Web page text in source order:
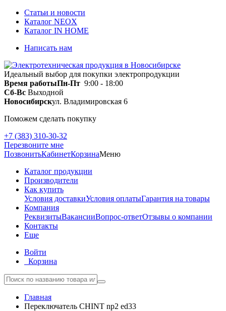
Статьи и новости
Каталог NEOX
Каталог IN HOME
Написать нам
Идеальный выбор для покупки электропродукции
Время работыПн-Пт 9:00 - 18:00
Сб-Вс Выходной
Новосибирскул. Владимировская 6
Поможем сделать покупку
+7 (383) 310-30-32
Перезвоните мне
ПозвонитьКабинетКорзинаМеню
Каталог продукции
Производители
Как купить
Условия доставкиУсловия оплатыГарантия на товары
Компания
РеквизитыВакансииВопрос-ответОтзывы о компании
Контакты
Еще
Войти
Корзина
Главная
Переключатель CHINT np2 ed33